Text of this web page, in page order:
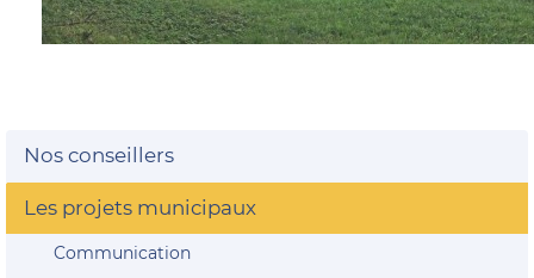
Nos conseillers
Les projets municipaux
Communication